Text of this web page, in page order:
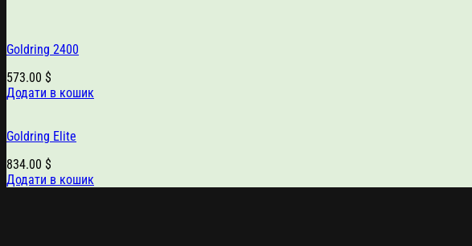
Goldring 2400
573.00 $
Додати в кошик
Goldring Elite
834.00 $
Додати в кошик